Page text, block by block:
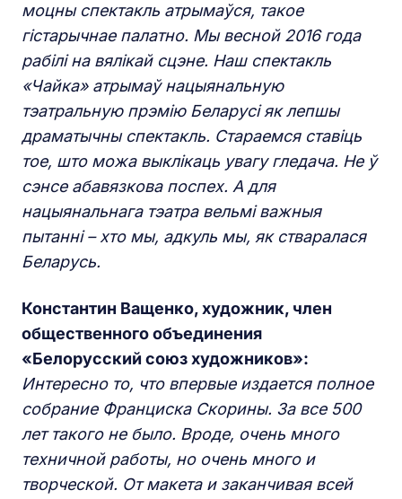
моцны спектакль атрымаўся, такое
гістарычнае палатно. Мы весной 2016 года
рабілі на вялікай сцэне. Наш спектакль
«Чайка» атрымаў нацыянальную
тэатральную прэмію Беларусі як лепшы
драматычны спектакль. Стараемся ставіць
тое, што можа выклікаць увагу гледача. Не ў
сэнсе абавязкова поспех. А для
нацыянальнага тэатра вельмі важныя
пытанні – хто мы, адкуль мы, як стваралася
Беларусь.
Константин Ващенко, художник, член
общественного объединения
«Белорусский союз художников»:
Интересно то, что впервые издается полное
собрание Франциска Скорины. За все 500
лет такого не было. Вроде, очень много
техничной работы, но очень много и
творческой. От макета и заканчивая всей